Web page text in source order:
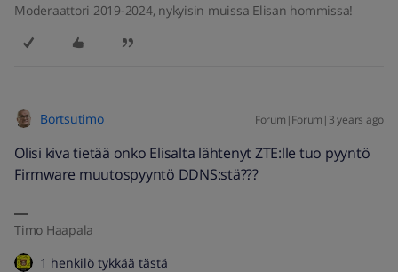
Moderaattori 2019-2024, nykyisin muissa Elisan hommissa!
Bortsutimo Forum|Forum|3 years ago
Olisi kiva tietää onko Elisalta lähtenyt ZTE:lle tuo pyyntö
Firmware muutospyyntö DDNS:stä???
Timo Haapala
1 henkilö tykkää tästä